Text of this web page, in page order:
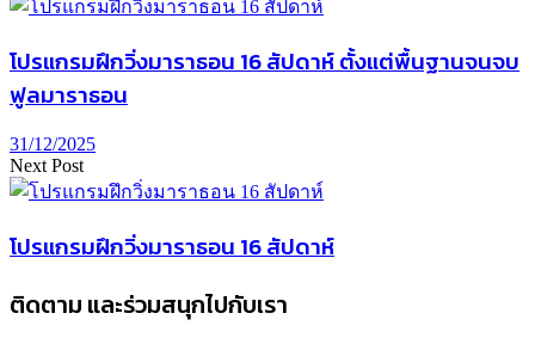
โปรแกรมฝึกวิ่งมาราธอน 16 สัปดาห์ ตั้งแต่พื้นฐานจนจบ
ฟูลมาราธอน
31/12/2025
Next Post
โปรแกรมฝึกวิ่งมาราธอน 16 สัปดาห์
ติดตาม และร่วมสนุกไปกับเรา